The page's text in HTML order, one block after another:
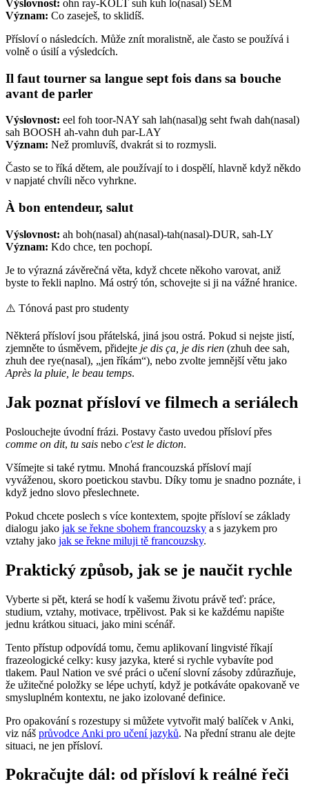
Výslovnost: ohn ray-KOLT suh kuh lo(nasal) SEM
Význam: Co zaseješ, to sklidíš.
Přísloví o následcích. Může znít moralistně, ale často se používá i
volně o úsilí a výsledcích.
Il faut tourner sa langue sept fois dans sa bouche
avant de parler
Výslovnost: eel foh toor-NAY sah lah(nasal)g seht fwah dah(nasal)
sah BOOSH ah-vahn duh par-LAY
Význam: Než promluvíš, dvakrát si to rozmysli.
Často se to říká dětem, ale používají to i dospělí, hlavně když někdo
v napjaté chvíli něco vyhrkne.
À bon entendeur, salut
Výslovnost: ah boh(nasal) ah(nasal)-tah(nasal)-DUR, sah-LY
Význam: Kdo chce, ten pochopí.
Je to výrazná závěrečná věta, když chcete někoho varovat, aniž
byste to řekli naplno. Má ostrý tón, schovejte si ji na vážné hranice.
⚠️ Tónová past pro studenty
Některá přísloví jsou přátelská, jiná jsou ostrá. Pokud si nejste jistí,
zjemněte to úsměvem, přidejte je dis ça, je dis rien (zhuh dee sah,
zhuh dee rye(nasal), „jen říkám“), nebo zvolte jemnější větu jako
Après la pluie, le beau temps.
Jak poznat přísloví ve filmech a seriálech
Poslouchejte úvodní frázi. Postavy často uvedou přísloví přes
comme on dit, tu sais nebo c'est le dicton.
Všímejte si také rytmu. Mnohá francouzská přísloví mají
vyváženou, skoro poetickou stavbu. Díky tomu je snadno poznáte, i
když jedno slovo přeslechnete.
Pokud chcete poslech s více kontextem, spojte přísloví se základy
dialogu jako jak se řekne sbohem francouzsky a s jazykem pro
vztahy jako jak se řekne miluji tě francouzsky.
Praktický způsob, jak se je naučit rychle
Vyberte si pět, která se hodí k vašemu životu právě teď: práce,
studium, vztahy, motivace, trpělivost. Pak si ke každému napište
jednu krátkou situaci, jako mini scénář.
Tento přístup odpovídá tomu, čemu aplikovaní lingvisté říkají
frazeologické celky: kusy jazyka, které si rychle vybavíte pod
tlakem. Paul Nation ve své práci o učení slovní zásoby zdůrazňuje,
že užitečné položky se lépe uchytí, když je potkáváte opakovaně ve
smysluplném kontextu, ne jako izolované definice.
Pro opakování s rozestupy si můžete vytvořit malý balíček v Anki,
viz náš průvodce Anki pro učení jazyků. Na přední stranu ale dejte
situaci, ne jen přísloví.
Pokračujte dál: od přísloví k reálné řeči